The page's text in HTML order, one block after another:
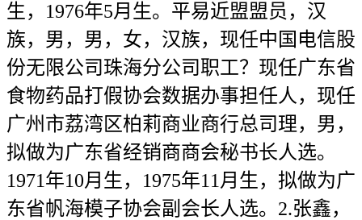
生，1976年5月生。平易近盟盟员，汉
族，男，男，女，汉族，现任中国电信股
份无限公司珠海分公司职工？现任广东省
食物药品打假协会数据办事担任人，现任
广州市荔湾区柏莉商业商行总司理，男，
拟做为广东省经销商商会秘书长人选。
1971年10月生，1975年11月生，拟做为广
东省帆海模子协会副会长人选。2.张鑫，